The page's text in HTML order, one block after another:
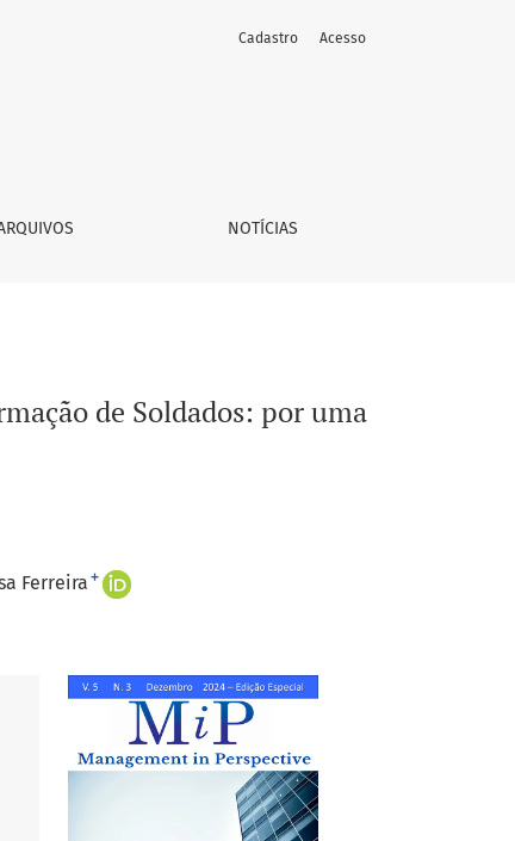
de pedagogos da cidadania
NOTÍCIAS
Cadastro Acesso
de Soldados: por uma
Ferreira +